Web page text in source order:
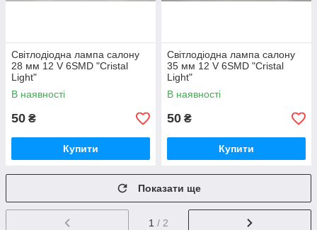
Світлодіодна лампа салону
28 мм 12 V 6SMD "Cristal
Light"
В наявності
50 ₴
Купити
Світлодіодна лампа салону
35 мм 12 V 6SMD "Cristal
Light"
В наявності
50 ₴
Купити
Показати ще
1 / 2